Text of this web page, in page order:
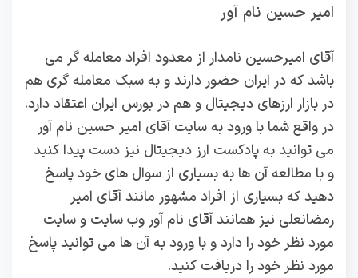
امیر حسین نام آور
آقای امیرحسین نامدار از معدود افراد معامله‌ گر می
باشد که در ایران حضور دارند و به سبک معامله گری هم
در بازار ارزهای دیجیتال و هم در بورس ایران اعتقاد دارد.
در واقع شما با ورود به سایت آقای امیر حسین نام آور
می توانید به پادکست ارز دیجیتال نیز دست پیدا کنید
و با مطالعه آن ها به بسیاری از سوال‌ های خود پاسخ
دهید که بسیاری از افراد مشهور مانند آقای امیر
رمضانعلی نیز همانند آقای نام آور وب سایت و سایت
مورد نظر خود را دارد و با ورود به آن ها می توانید پاسخ
مورد نظر خود را دریافت کنید.